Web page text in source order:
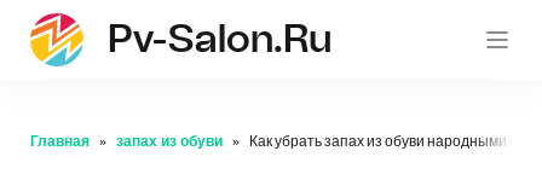
pv-
Pv-Salon.ru
Главная запах из обуви Как убрать запах из обуви народными